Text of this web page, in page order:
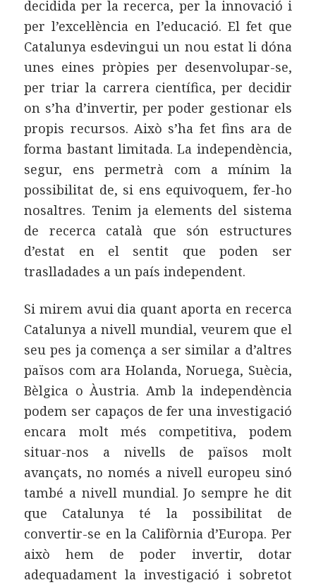
decidida per la recerca, per la innovació i
per l’excel·lència en l’educació. El fet que
Catalunya esdevingui un nou estat li dóna
unes eines pròpies per desenvolupar-se,
per triar la carrera científica, per decidir
on s’ha d’invertir, per poder gestionar els
propis recursos. Això s’ha fet fins ara de
forma bastant limitada. La independència,
segur, ens permetrà com a mínim la
possibilitat de, si ens equivoquem, fer-ho
nosaltres. Tenim ja elements del sistema
de recerca català que són estructures
d’estat en el sentit que poden ser
traslladades a un país independent.
Si mirem avui dia quant aporta en recerca
Catalunya a nivell mundial, veurem que el
seu pes ja comença a ser similar a d’altres
països com ara Holanda, Noruega, Suècia,
Bèlgica o Àustria. Amb la independència
podem ser capaços de fer una investigació
encara molt més competitiva, podem
situar-nos a nivells de països molt
avançats, no només a nivell europeu sinó
també a nivell mundial. Jo sempre he dit
que Catalunya té la possibilitat de
convertir-se en la Califòrnia d’Europa. Per
això hem de poder invertir, dotar
adequadament la investigació i sobretot